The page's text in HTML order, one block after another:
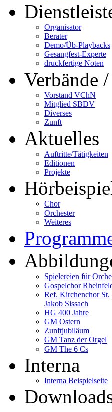
Organisator
Berater
Demo/Üb-Playbacks
Gesangfest-Experte
druckfertige Noten
Verbände
Vorstand VChN
Mitglied SBDV
Diverses
Zunft
Aktuelles
Auftritte/Tätigkeiten
Editionen
Projekte
Chor
Orchester
Weiteres
Spielereien für
Gospelchor
Ref. Kirchenchor St.
Jakob Sissach
HG 400 Jahre
GM Ostern
Zunftjubiläum
GM Tanz der Orgel
GM The 6 Cs
Interna
Interna Beispielseite